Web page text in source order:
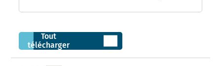
Tout
télécharger